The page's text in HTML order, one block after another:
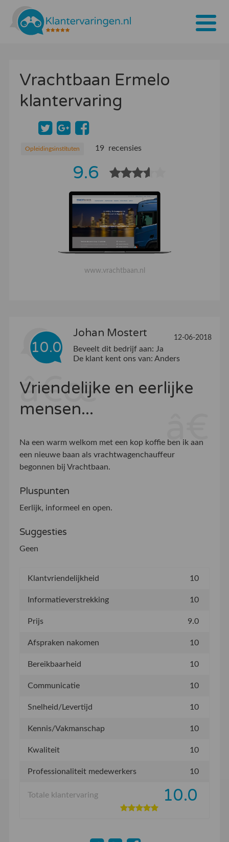
Tarieven
Bedrijven
Over ons
Blogs
Bedrijf aanmelden
Vrachtbaan Ermelo
klantervaring
Opleidingsinstituten 19 recensies
9.6
www.vrachtbaan.nl
10.0
Johan Mostert 12-06-2018
Beveelt dit bedrijf aan: Ja
De klant kent ons van: Anders
Vriendelijke en eerlijke
mensen...
Na een warm welkom met een kop koffie ben ik aan
een nieuwe baan als vrachtwagenchauffeur
begonnen bij Vrachtbaan.
Pluspunten
Eerlijk, informeel en open.
Suggesties
Geen
Klantvriendelijkheid 10
Informatieverstrekking 10
Prijs 9.0
Afspraken nakomen 10
Bereikbaarheid 10
Communicatie 10
Snelheid/Levertijd 10
Kennis/Vakmanschap 10
Kwaliteit 10
Professionaliteit medewerkers 10
Totale klantervaring 10.0